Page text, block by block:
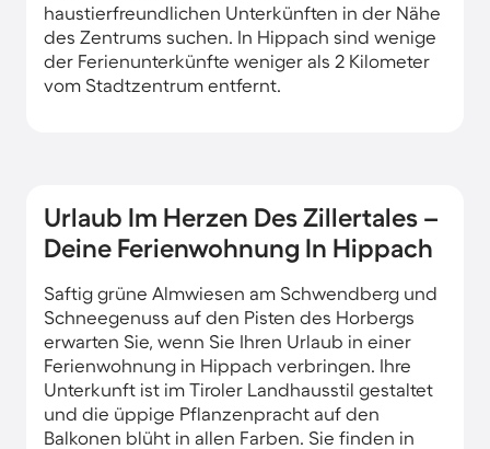
haustierfreundlichen Unterkünften in der Nähe
des Zentrums suchen. In Hippach sind wenige
der Ferienunterkünfte weniger als 2 Kilometer
vom Stadtzentrum entfernt.
Urlaub Im Herzen Des Zillertales –
Deine Ferienwohnung In Hippach
Saftig grüne Almwiesen am Schwendberg und
Schneegenuss auf den Pisten des Horbergs
erwarten Sie, wenn Sie Ihren Urlaub in einer
Ferienwohnung in Hippach verbringen. Ihre
Unterkunft ist im Tiroler Landhausstil gestaltet
und die üppige Pflanzenpracht auf den
Balkonen blüht in allen Farben. Sie finden in